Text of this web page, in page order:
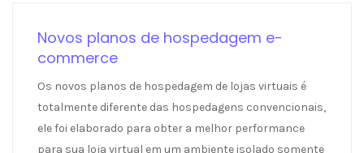
Novos planos de hospedagem e-
commerce
Os novos planos de hospedagem de lojas virtuais é
totalmente diferente das hospedagens convencionais,
ele foi elaborado para obter a melhor performance
para sua loja virtual em um ambiente isolado somente